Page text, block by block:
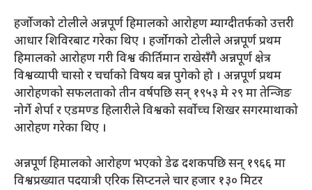
हर्जोजको टोलीले अन्नपूर्ण हिमालको आरोहण म्याग्दीतर्फको उत्तरी
आधार शिविरबाट गरेका थिए । हर्जोगको टोलीले अन्नपूर्ण प्रथम
हिमालको आरोहण गरी विश्व कीर्तिमान राखेसँगै अन्नपूर्ण क्षेत्र
विश्वव्यापी चासो र चर्चाको विषय बन्न पुगेको हो । अन्नपूर्ण प्रथम
आरोहणको सफलताको तीन वर्षपछि सन् १९५३ मे २९ मा तेन्जिङ
नोर्गे शेर्पा र एडमण्ड हिलारीले विश्वको सर्वोच्च शिखर सगरमाथाको
आरोहण गरेका थिए ।
अन्नपूर्ण हिमालको आरोहण भएको डेढ दशकपछि सन् १९६६ मा
विश्वप्रख्यात पदयात्री एरिक सिप्टनले चार हजार १३० मिटर